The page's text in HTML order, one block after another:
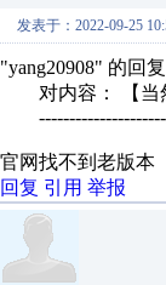
发表于：2022-09-25
"yang20908" 的回
对内容： 【当然
官网找不到老版本
回复 引用 举报